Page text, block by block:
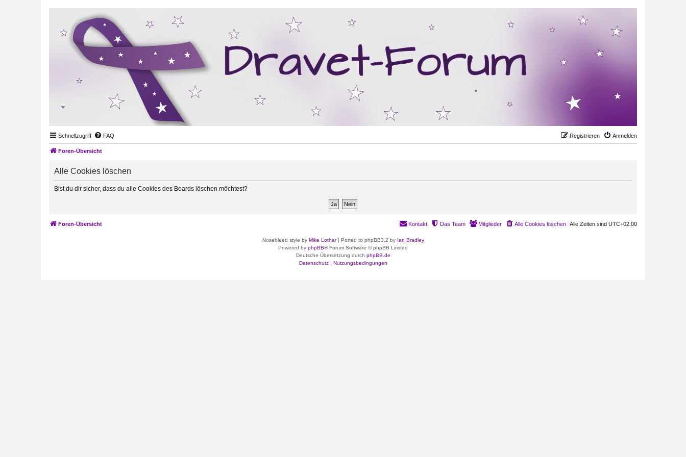
Schnellzugriff FAQ Anmelden
Registrieren
Foren-Übersicht
Alle Cookies löschen
Bist du dir sicher, dass du alle Cookies des Boards löschen möchtest?
Foren-Übersicht Alle Zeiten sind UTC+02:00
Alle Cookies löschen
Mitglieder
Das Team
Kontakt
Nosebleed style by Mike Lothar| Ported to phpBB3.2 by Ian Bradley
Powered by phpBB® Forum Software © phpBB Limited
Deutsche Übersetzung durch phpBB.de
Datenschutz| Nutzungsbedingungen